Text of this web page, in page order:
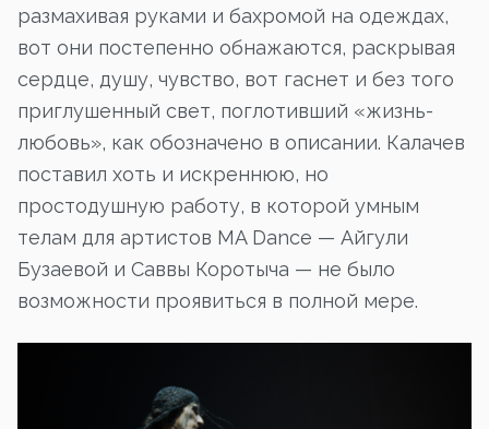
размахивая руками и бахромой на одеждах,
вот они постепенно обнажаются, раскрывая
сердце, душу, чувство, вот гаснет и без того
приглушенный свет, поглотивший «жизнь-
любовь», как обозначено в описании. Калачев
поставил хоть и искреннюю, но
простодушную работу, в которой умным
телам для артистов MA Dance — Айгули
Бузаевой и Саввы Коротыча — не было
возможности проявиться в полной мере.